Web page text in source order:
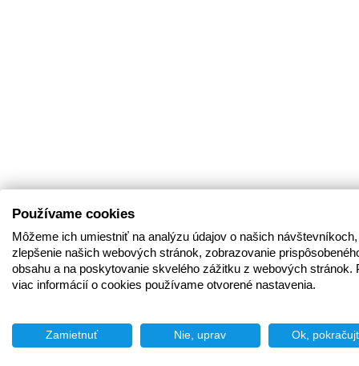
Používame cookies
Môžeme ich umiestniť na analýzu údajov o našich
zlepšenie našich webových stránok, zobrazovanie
obsahu a na poskytovanie skvelého zážitku z webových stránok.
viac informácií o cookies používame otvorené nastavenia.
Zamietnuť Nie, uprav Ok,